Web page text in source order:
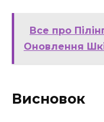
Все про
Оновлення
Висновок